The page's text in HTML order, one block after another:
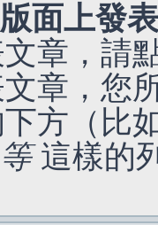
面上發
章，請
章，您
方（比
這樣的